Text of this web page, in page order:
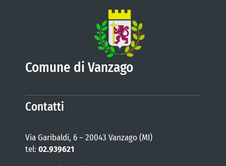
Comune di Vanzago
Contatti
Via Garibaldi, 6 – 20043 Vanzago (MI)
tel: 02.939621